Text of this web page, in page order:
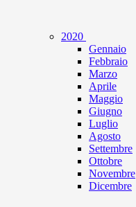
2020
Gennaio
Febbraio
Marzo
Aprile
Maggio
Giugno
Luglio
Agosto
Settembre
Ottobre
Novembre
Dicembre